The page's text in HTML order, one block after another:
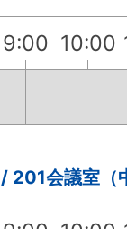
9:00 10:00
201会議室（